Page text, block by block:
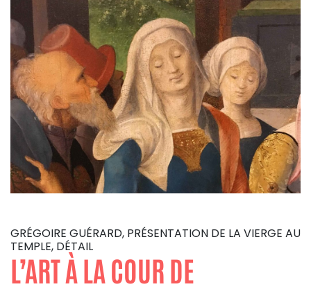
GRÉGOIRE GUÉRARD, PRÉSENTATION DE LA VIERGE AU
TEMPLE, DÉTAIL
L’ART À LA COUR DE